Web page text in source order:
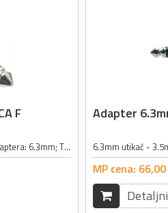
F
6.3mm utikač - RCA utičnica; Tip adaptera: 6.3mm; Tip audio priključka: mono; Materijal izrade adaptera: PVC;
Adapter
MP cena: 66,00